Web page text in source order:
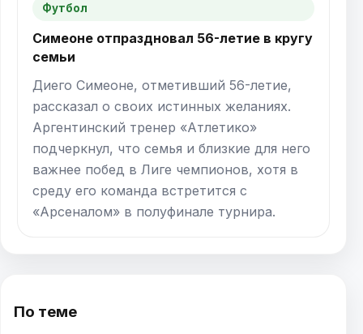
Футбол
Симеоне отпраздновал 56-летие в кругу
семьи
Диего Симеоне, отметивший 56-летие,
рассказал о своих истинных желаниях.
Аргентинский тренер «Атлетико»
подчеркнул, что семья и близкие для него
важнее побед в Лиге чемпионов, хотя в
среду его команда встретится с
«Арсеналом» в полуфинале турнира.
По теме